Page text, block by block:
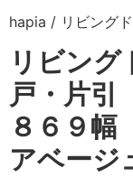
hapia / リビング
リビン
戸・片
８６９
アベー